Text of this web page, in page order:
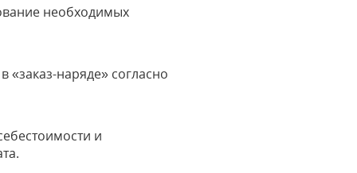
необходимых
«заказ-наряде» согласно
и